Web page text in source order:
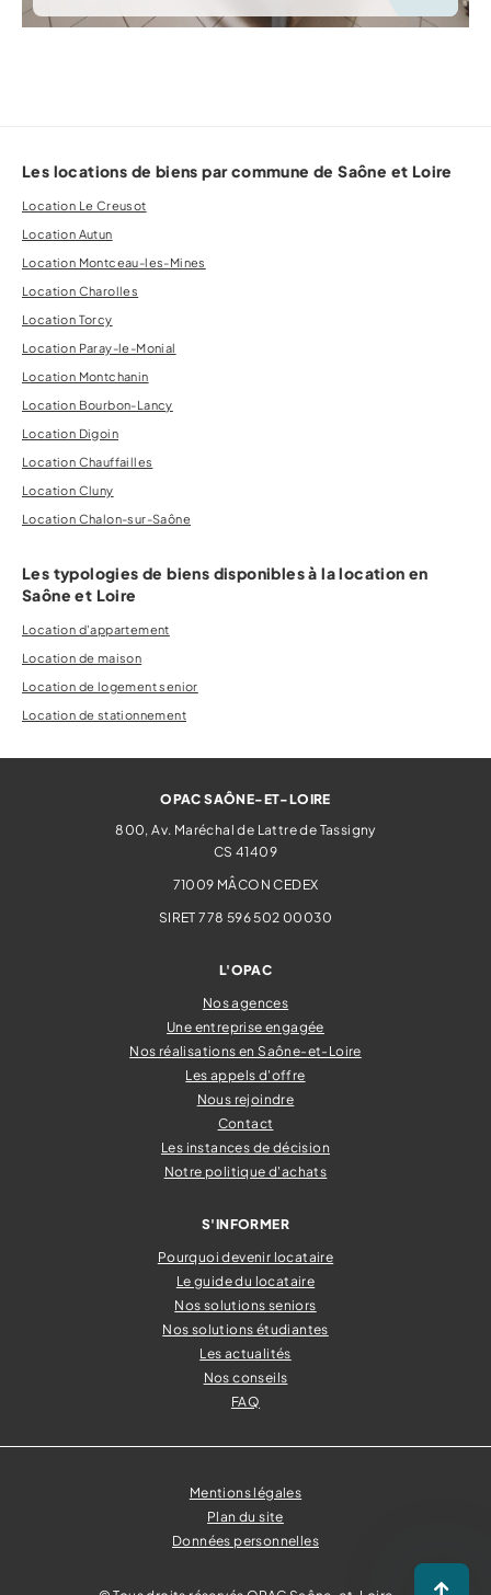
Les locations de biens par commune de Saône et Loire
Location Le Creusot
Location Autun
Location Montceau-les-Mines
Location Charolles
Location Torcy
Location Paray-le-Monial
Location Montchanin
Location Bourbon-Lancy
Location Digoin
Location Chauffailles
Location Cluny
Location Chalon-sur-Saône
Les typologies de biens disponibles à la location en
Saône et Loire
Location d'appartement
Location de maison
Location de logement senior
Location de stationnement
OPAC SAÔNE-ET-LOIRE
800, Av. Maréchal de Lattre de Tassigny
CS 41409
71009 MÂCON CEDEX
SIRET 778 596 502 00030
L'OPAC
Nos agences
Une entreprise engagée
Nos réalisations en Saône-et-Loire
Les appels d'offre
Nous rejoindre
Contact
Les instances de décision
Notre politique d'achats
S'INFORMER
Pourquoi devenir locataire
Le guide du locataire
Nos solutions seniors
Nos solutions étudiantes
Les actualités
Nos conseils
FAQ
Mentions légales
Plan du site
Données personnelles